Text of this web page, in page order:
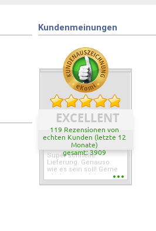
Kundenmeinungen
EXCELLENT
119 Rezensionen von
echten Kunden (letzte 12
Monate)
gesamt: 3909
Super schnelle
Lieferung. Genauso
wie es sein soll! Gerne
wieder wenn ich was